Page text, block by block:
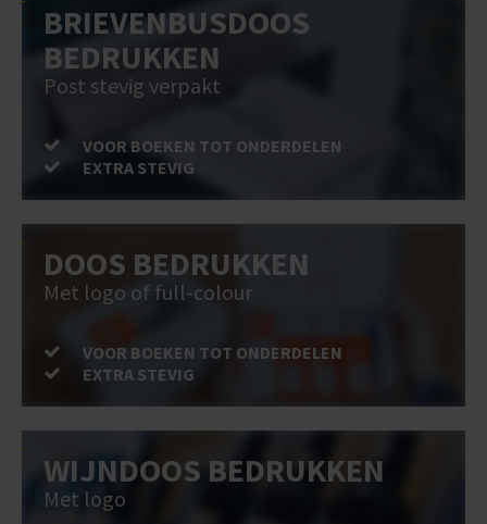
BRIEVENBUSDOOS
BEDRUKKEN
Post stevig verpakt
VOOR BOEKEN TOT ONDERDELEN
EXTRA STEVIG
DOOS BEDRUKKEN
Met logo of full-colour
VOOR BOEKEN TOT ONDERDELEN
EXTRA STEVIG
WIJNDOOS BEDRUKKEN
Met logo